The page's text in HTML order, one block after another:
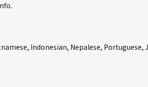
Indonesian, Nepalese, Portuguese,